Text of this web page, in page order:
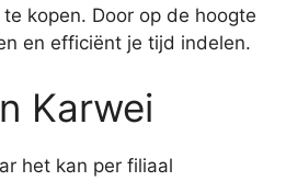
kopen. Door op de hoogte
en efficiënt je tijd indelen.
Karwei
het kan per filiaal